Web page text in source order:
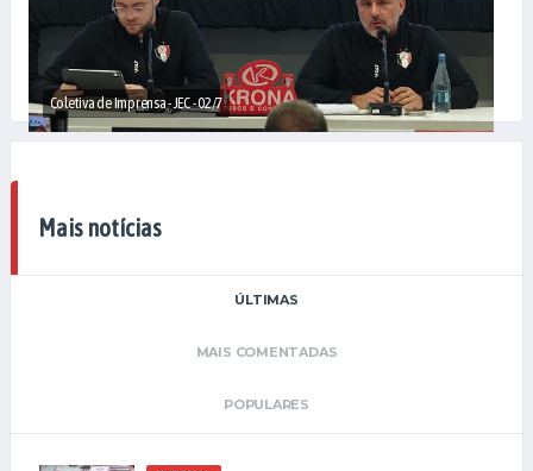
Coletiva de Imprensa - JEC - 02/7
Mais notícias
ÚLTIMAS
MAIS COMENTADAS
POPULARES